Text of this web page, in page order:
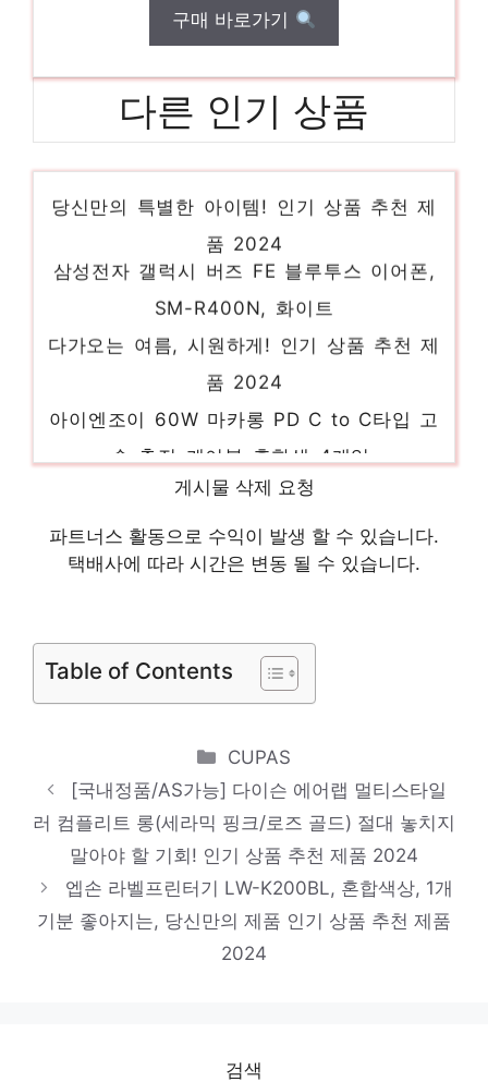
구매 바로가기
다른 인기 상품
삼성전자 갤럭시 버즈 FE 블루투스 이어폰,
SM-R400N, 화이트
다가오는 여름, 시원하게! 인기 상품 추천 제
품 2024
아이엔조이 60W 마카롱 PD C to C타입 고
속 충전 케이블 혼합색 4개입,
당신을 더 빛내줄 특별함 인기 상품 추천 제
BLDC 모터 신형 시코 폴딩팬 접이형 254D
24년 신형, 카키베이키
제품 2024
슈어 이어폰 전문가 모니터용 이어폰,
당신을 위한 세상에 하나뿐인 상품 인기 상품
추천 제품 2024
신지모루 에어클로 휴대폰 케이스
화려한 스타일, 지금 경험하세요! 인기 상품
추천 제품 2024
Apple 에어팟 2세대 유선 충전 모델,
추천 제품 2024
게시물 삭제 요청
파트너스 활동으로 수익이 발생 할 수 있습니다.
택배사에 따라 시간은 변동 될 수 있습니다.
Table of Contents
Categories
CUPAS
[국내정품/AS가능] 다이슨 에어랩 멀티스타일
러 컴플리트 롱(세라믹 핑크/로즈 골드) 절대 놓치지
말아야 할 기회! 인기 상품 추천 제품 2024
엡손 라벨프린터기 LW-K200BL, 혼합색상, 1개
기분 좋아지는, 당신만의 제품 인기 상품 추천 제품
2024
검색